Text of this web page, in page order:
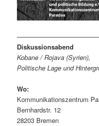
Diskussionsabend
Kobane / Rojava (Syrien),
Politische Lage und
Wo:
Kommunikationszentrum
Bernhardstr. 12
28203 Bremen